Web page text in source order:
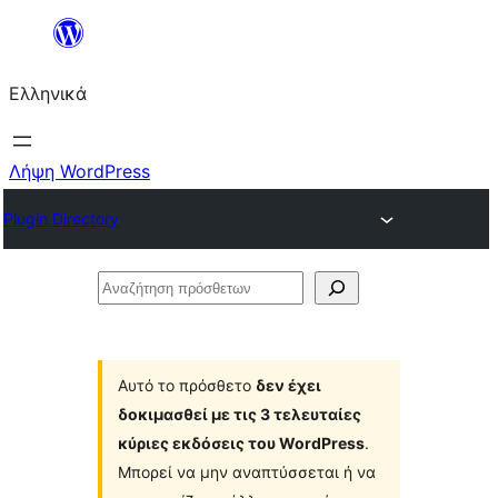
Μετάβαση
περιεχόμενο
Ελληνικά
Λήψη WordPress
Plugin Directory
Αναζήτηση
Αυτό το πρόσθετο δεν έχει
δοκιμασθεί με τις 3 τελευταίες
κύριες εκδόσεις του WordPress.
Μπορεί να μην αναπτύσσεται ή να